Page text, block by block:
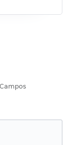
Campos